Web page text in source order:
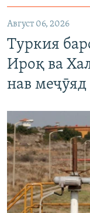
Август 06, 2026
Туркия
Ироқ ва
нав меҷӯяд